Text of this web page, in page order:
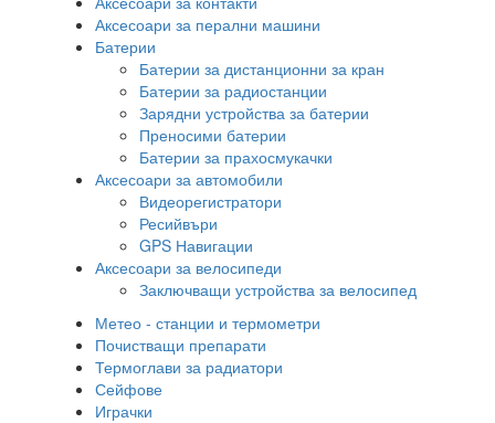
Аксесоари за перални машини
Батерии
Батерии за дистанционни за кран
Батерии за радиостанции
Зарядни устройства за батерии
Преносими батерии
Батерии за прахосмукачки
Аксесоари за автомобили
Видеорегистратори
Ресийвъри
GPS Навигации
Аксесоари за велосипеди
Заключващи устройства за велосипед
Метео - станции и термометри
Почистващи препарати
Термоглави за радиатори
Сейфове
Играчки